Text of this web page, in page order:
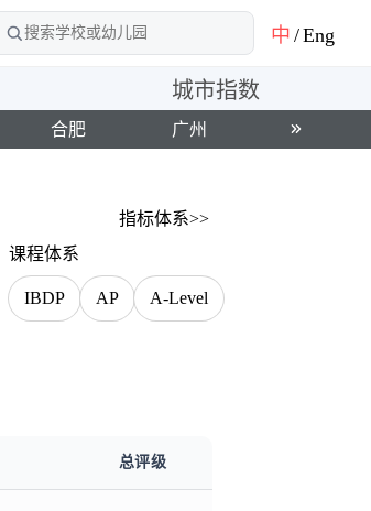
中 /Eng
指标体系>>
城市指数
合肥 广州 深圳
课程体系
IBDP AP A-Level
总评级